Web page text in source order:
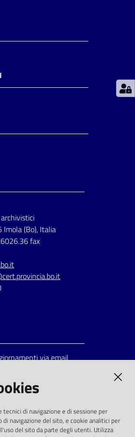
Imola (Bo), Italia
fax
via email
dalla direttiva
CE e dal d.lgs. 36/2006
di navigazione e di sessione per
navigazione del sito, e cookie analitici per
del sito da parte degli utenti. Utilizza